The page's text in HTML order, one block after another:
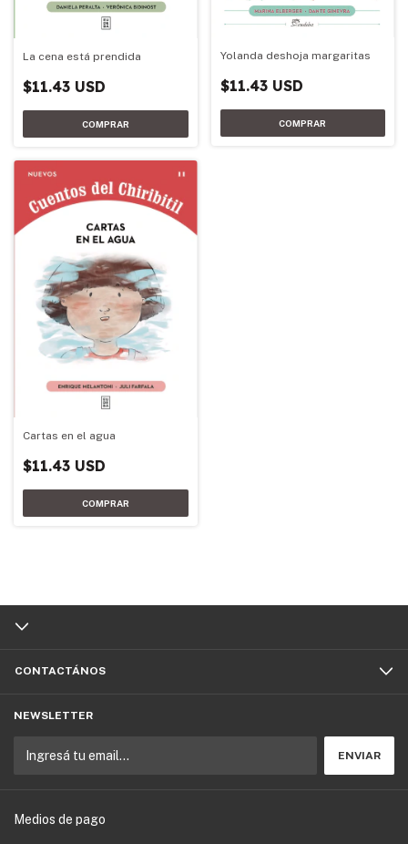
La cena está prendida
$11.43 USD
Yolanda deshoja margaritas
$11.43 USD
Cartas en el agua
$11.43 USD
CONTACTÁNOS
NEWSLETTER
Medios de pago